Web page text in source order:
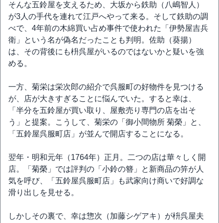
そんな五鈴屋を支えるため、大坂から鉄助（八嶋智人）
が3人の手代を連れて江戸へやって来る。そして鉄助の調
べで、4年前の木綿買い占め事件で使われた「伊勢屋吉兵
衛」という名が偽名だったことも判明。佐助（葵揚）
は、その背後にも枡呉屋がいるのではないかと疑いを強
める。
一方、菊栄は栄次郎の紹介で呉服町の好物件を見つける
が、店が大きすぎることに悩んでいた。すると幸は、
「半分を五鈴屋が買い取り、屋敷売り専門の店を出そ
う」と提案。こうして、菊栄の「御小間物所 菊榮」と、
「五鈴屋呉服町店」が並んで開店することになる。
翌年・明和元年（1764年）正月。二つの店は華々しく開
店。「菊榮」では評判の「小鈴の簪」と新商品の笄が人
気を呼び、「五鈴屋呉服町店」も武家向け商いで好調な
滑り出しを見せる。
しかしその裏で、幸は惣次（加藤シゲアキ）が枡呉屋夫